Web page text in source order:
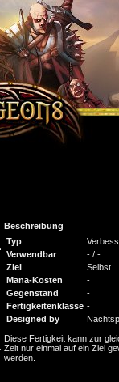
Beschreibung
Typ
Verwendbar
- / -
Ziel
Selbst
Mana-Kosten
-
Gegenstand
-
Fertigkeitenklasse -
Designed by
Diese Fertigkeit kann zur
Zeit nur einmal auf ein Ziel
werden.